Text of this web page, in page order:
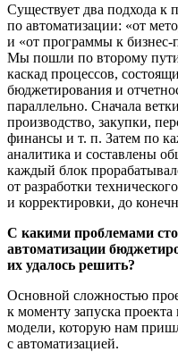
Существует два подхода к
по автоматизации: «от
и «от программы к бизнес-
Мы пошли по второму
каскад процессов,
бюджетирования и
параллельно. Сначала
производство, закупки,
финансы и т. п. Затем по
аналитика и составлены
каждый блок
от разработки
и корректировки, до
С какими проблемами
автоматизации
их удалось решить?
Основной сложностью
к моменту запуска
модели, которую нам
с автоматизацией.